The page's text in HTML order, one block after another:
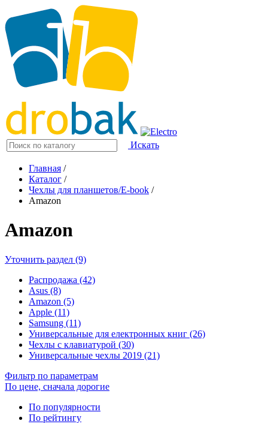
Искать
Главная /
Каталог /
Чехлы для планшетов/E-book /
Amazon
Amazon
Уточнить раздел (9)
Распродажа (42)
Asus (8)
Amazon (5)
Apple (11)
Samsung (11)
Универсальные для електронных книг (26)
Чехлы с клавиатурой (30)
Универсальные чехлы 2019 (21)
Фильтр по параметрам
По цене, сначала дорогие
По популярности
По рейтингу